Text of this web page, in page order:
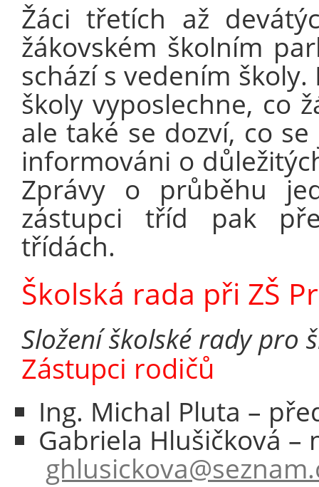
Žáci třetích až
žákovském školním
schází s vedením
školy vyposlechne, co
ale také se dozví, co
informováni o
Zprávy o průběhu
zástupci tříd pak
třídách.
Školská rada při ZŠ
Složení školské rady pro
Zástupci rodičů
Ing. Michal Pluta –
Gabriela Hlušičková